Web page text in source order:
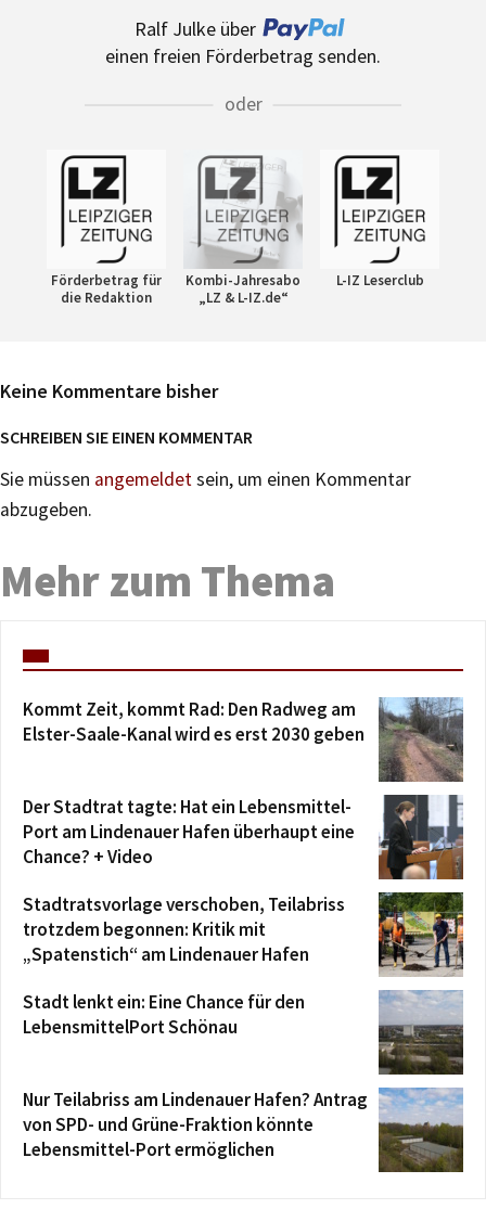
Ralf Julke über
einen freien Förderbetrag senden.
oder
Förderbetrag für
die Redaktion
Kombi-Jahresabo
„LZ & L-IZ.de“
L-IZ Leserclub
Keine Kommentare bisher
SCHREIBEN SIE EINEN KOMMENTAR
Sie müssen angemeldetsein, um einen Kommentar
abzugeben.
Mehr zum Thema
Kommt Zeit, kommt Rad: Den Radweg am
Elster-Saale-Kanal wird es erst 2030 geben
Der Stadtrat tagte: Hat ein Lebensmittel-
Port am Lindenauer Hafen überhaupt eine
Chance? + Video
Stadtratsvorlage verschoben, Teilabriss
trotzdem begonnen: Kritik mit
„Spatenstich“ am Lindenauer Hafen
Stadt lenkt ein: Eine Chance für den
LebensmittelPort Schönau
Nur Teilabriss am Lindenauer Hafen? Antrag
von SPD- und Grüne-Fraktion könnte
Lebensmittel-Port ermöglichen